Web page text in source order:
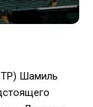
Шамиль